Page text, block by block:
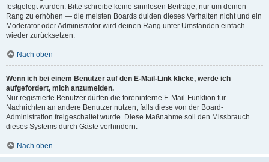
festgelegt wurden. Bitte schreibe keine sinnlosen Beiträge, nur um deinen
Rang zu erhöhen — die meisten Boards dulden dieses Verhalten nicht und ein
Moderator oder Administrator wird deinen Rang unter Umständen einfach
wieder zurücksetzen.
Nach oben
Wenn ich bei einem Benutzer auf den E-Mail-Link klicke, werde ich
aufgefordert, mich anzumelden.
Nur registrierte Benutzer dürfen die foreninterne E-Mail-Funktion für
Nachrichten an andere Benutzer nutzen, falls diese von der Board-
Administration freigeschaltet wurde. Diese Maßnahme soll den Missbrauch
dieses Systems durch Gäste verhindern.
Nach oben